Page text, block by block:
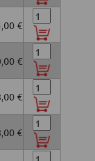
€
€
€
€